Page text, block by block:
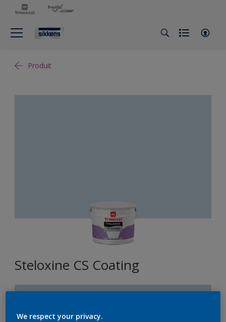
Produit
Steloxine CS Coating
We respect your privacy.